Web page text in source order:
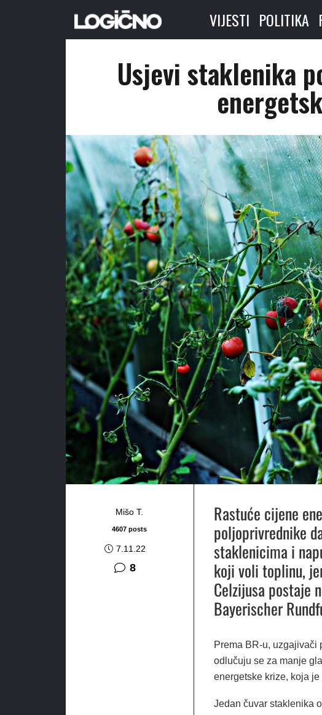
VIJESTI POLITIKA
Usjevi staklenika
Mišo T.
4607 posts
7.11.22
8komentara
Rastuće cijene
poljoprivrednike
staklenicima i
koji voli toplinu,
Celzijusa postaje
Bayerischer
Prema BR-u, uzgajivači
odlučuju se za manje
energetske krize, koja
Jedan čuvar staklenika